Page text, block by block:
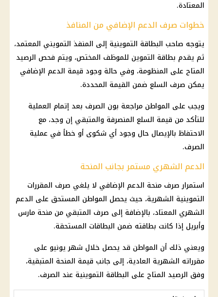
المعتادة.
خطوات صرف الدعم الإضافي من المنافذ
يتوجه صاحب البطاقة التموينية إلى المنفذ التمويني المعتمد،
ثم يقدم بطاقة التموين للموظف المختص، ويتم فحص الرصيد
المتاح على المنظومة، وفي حالة وجود قيمة الدعم الإضافي
يمكن صرف السلع ضمن القيمة المحددة.
ويجب على المواطن مراجعة بون الصرف بعد إتمام العملية
للتأكد من قيمة السلع المنصرفة والمتبقي إن وجد، مع
الاحتفاظ بالإيصال حال وجود أي شكوى أو خطأ في عملية
الصرف.
الدعم الشهري مستمر بجانب المنحة
استمرار صرف منحة الدعم الإضافي لا يلغي صرف المقررات
التموينية الشهرية، حيث يحصل المواطن المستحق على الدعم
الشهري المعتاد، بالإضافة إلى صرف المتبقي من منحة مارس
وأبريل إذا كانت بطاقته ضمن البطاقات المستحقة.
ويعني ذلك أن المواطن قد يحصل خلال شهر يونيو على
مقرراته الشهرية العادية، إلى جانب قيمة المنحة المتبقية،
وفق الرصيد المتاح على البطاقة التموينية عند الصرف.